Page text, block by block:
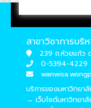
สาขาวิชาการบริ
239 ถ.ห้วยแก้ว
0-5394-4229
บริการของมหาวิทยาลั
→ เว็บไซต์มหาวิทยาลั